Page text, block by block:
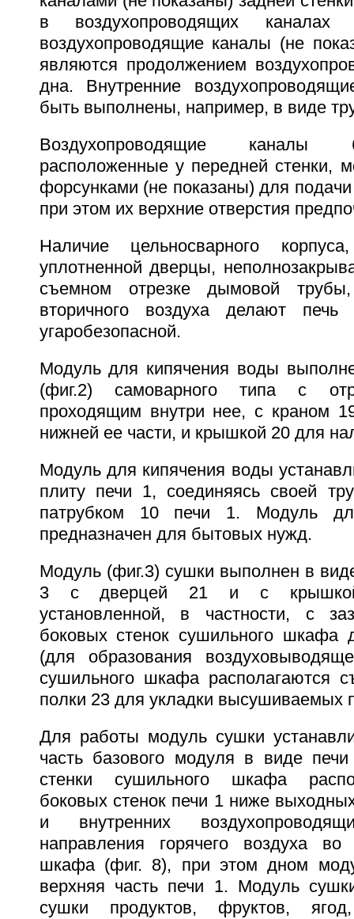
в воздухопроводящих
воздухопроводящие каналы (не
являются продолжением
дна. Внутренние
быть выполнены, например, в виде
Воздухопроводящие каналы
расположенные у передней стенки,
форсунками (не показаны) для подачи
при этом их верхние отверстия
Наличие цельносварного
уплотненной дверцы,
съемном отрезке дымовой
вторичного воздуха делают
угаробезопасной.
Модуль для кипячения воды
(фиг.2) самоварного типа с
проходящим внутри нее, с краном
нижней ее части, и крышкой 20 для
Модуль для кипячения воды
плиту печи 1, соединяясь своей
патрубком 10 печи 1. Модуль
предназначен для бытовых нужд.
Модуль (фиг.3) сушки выполнен в
3 с дверцей 21 и с крышкой-
установленной, в частности, с
боковых стенок сушильного шкафа
(для образования
сушильного шкафа располагаются
полки 23 для укладки высушиваемых
Для работы модуль сушки
часть базового модуля в виде
стенки сушильного шкафа
боковых стенок печи 1 ниже
и внутренних
направления горячего воздуха во
шкафа (фиг. 8), при этом дном
верхняя часть печи 1. Модуль
сушки продуктов, фруктов,